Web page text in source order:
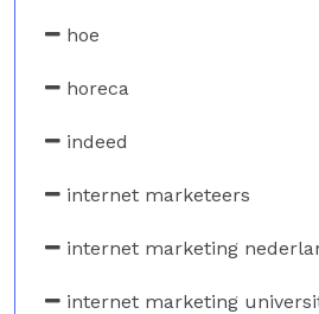
hoe
horeca
indeed
internet marketeers
internet marketing
internet marketing